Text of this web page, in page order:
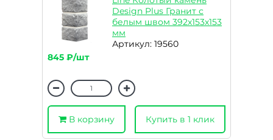
Design Plus Гранит с
белым швом 392х153х153
мм
Артикул: 19560
845 ₽/шт
В корзину Купить в 1 клик